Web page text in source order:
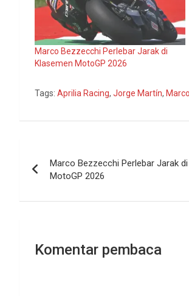
Marco Bezzecchi Perlebar Jarak di
Klasemen MotoGP 2026
Tags: Aprilia Racing, Jorge Martín,
pos
Marco Bezzecchi Perlebar Jarak
MotoGP 2026
Komentar pembaca